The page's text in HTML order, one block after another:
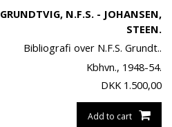
GRUNDTVIG, N.F.S. - JOHANSEN,
STEEN.
Bibliografi over N.F.S. Grundt..
Kbhvn., 1948-54.
DKK 1.500,00
Add to cart